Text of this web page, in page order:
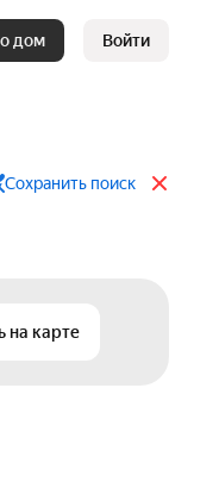
дом Войти
Сохранить поиск
на карте